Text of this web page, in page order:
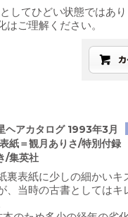
してひどい状態ではあ
ご理解ください。
ヘアカタログ 1993年3月
紙＝観月ありさ/特別付録
/集英社
裏表紙に少しの細かいキ
、当時の古書としてはキ